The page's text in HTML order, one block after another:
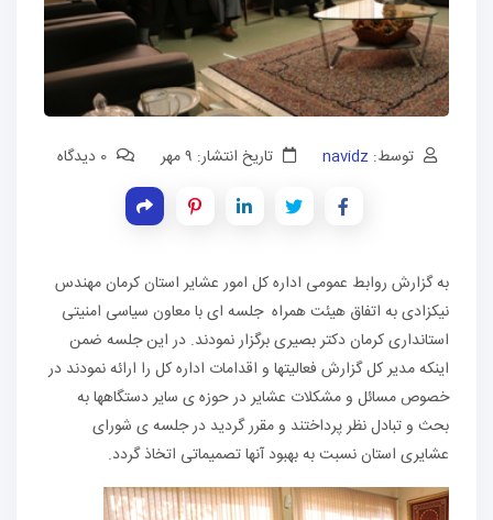
توسط:navidz تاریخ انتشار: ۹ مهر 0 دیدگاه
به گزارش روابط عمومی اداره کل امور عشایر استان کرمان مهندس
نیکزادی به اتفاق هیئت همراه جلسه ای با معاون سیاسی امنیتی
استانداری کرمان دکتر بصیری برگزار نمودند. در این جلسه ضمن
اینکه مدیر کل گزارش فعالیتها و اقدامات اداره کل را ارائه نمودند در
خصوص مسائل و مشکلات عشایر در حوزه ی سایر دستگاهها به
بحث و تبادل نظر پرداختند و مقرر گردید در جلسه ی شورای
عشایری استان نسبت به بهبود آنها تصمیماتی اتخاذ گردد.